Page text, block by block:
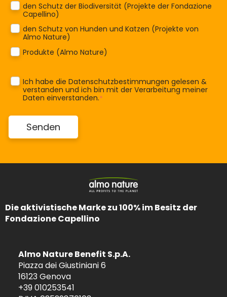
den Schutz der Biodiversität (Projekte der Fondazione
Capellino)
den Schutz von Hunden und Katzen (Projekte von
Almo Nature)
Produkte (Almo Nature)
Ich habe die Datenschutzbestimmungen gelesen &
verstanden und ich bin mit der Verarbeitung meiner
Daten einverstanden.*
Die aktivistische Marke zu 100% im Besitz der
Fondazione Capellino
Almo Nature Benefit S.p.A.
Piazza dei Giustiniani 6
16123 Genova
+39 010253541